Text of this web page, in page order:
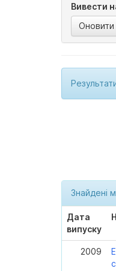
Вивести
Знайдені
Дата
випуску
2009